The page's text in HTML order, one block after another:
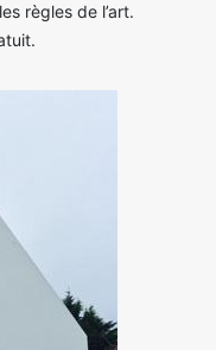
règles de l’art.